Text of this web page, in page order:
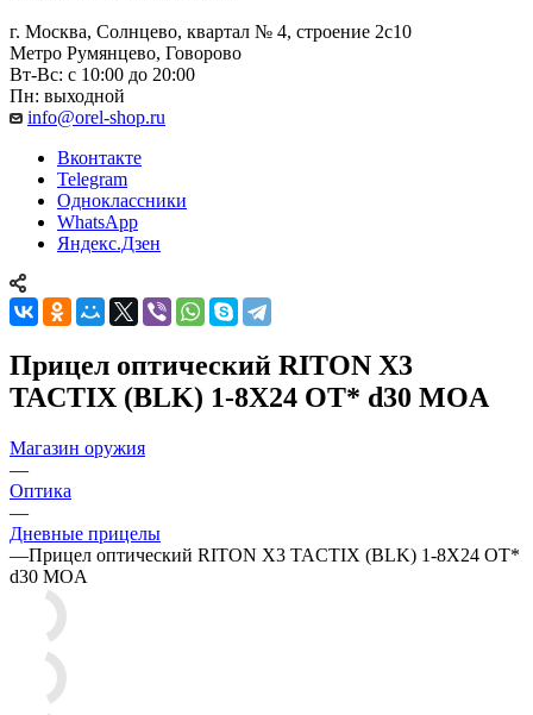
г. Москва, Солнцево, квартал № 4, строение 2с10
Метро Румянцево, Говорово
Вт-Вс: с 10:00 до 20:00
Пн: выходной
info@orel-shop.ru
Вконтакте
Telegram
Одноклассники
WhatsApp
Яндекс.Дзен
Прицел оптический RITON X3
TACTIX (BLK) 1-8X24 OT* d30 MOA
Магазин оружия
—
Оптика
—
Дневные прицелы
—Прицел оптический RITON X3 TACTIX (BLK) 1-8X24 OT*
d30 MOA